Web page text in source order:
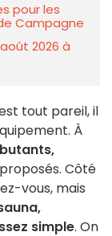
pour les
Campagne
2026 à
tout pareil, il
À
Côté
vous, mais
simple. On